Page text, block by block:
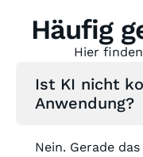
Häufig
Hier
Ist KI nicht
Anwendung?
Nein. Gerade